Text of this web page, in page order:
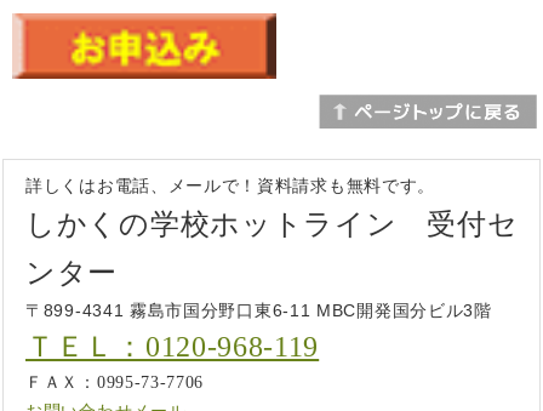
詳しくはお電話、メールで！資料請求も無料です。
しかくの学校ホットライン 受付セ
ンター
〒899-4341 霧島市国分野口東6-11 MBC開発国分ビル3階
ＴＥＬ：0120-968-119
ＦＡＸ：0995-73-7706